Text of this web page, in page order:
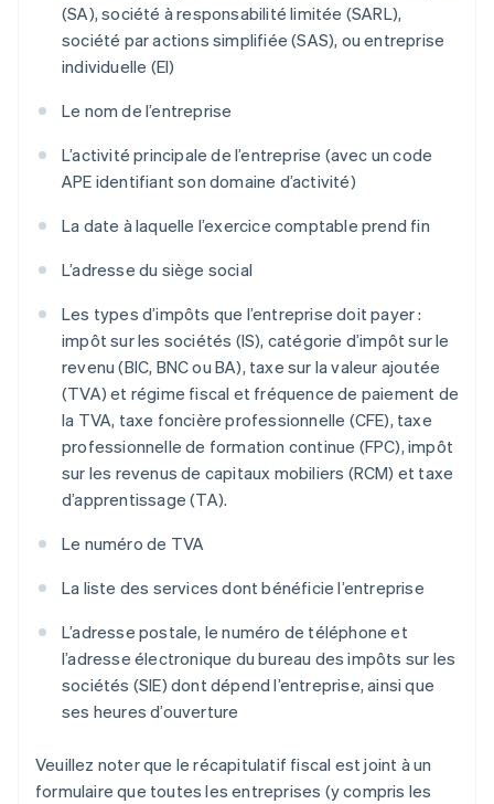
(SA), société à responsabilité limitée (SARL),
société par actions simplifiée (SAS), ou entreprise
individuelle (EI)
Le nom de l’entreprise
L’activité principale de l’entreprise (avec un code
APE identifiant son domaine d’activité)
La date à laquelle l’exercice comptable prend fin
L’adresse du siège social
Les types d’impôts que l’entreprise doit payer :
impôt sur les sociétés (IS), catégorie d’impôt sur le
revenu (BIC, BNC ou BA), taxe sur la valeur ajoutée
(TVA) et régime fiscal et fréquence de paiement de
la TVA, taxe foncière professionnelle (CFE), taxe
professionnelle de formation continue (FPC), impôt
sur les revenus de capitaux mobiliers (RCM) et taxe
d’apprentissage (TA).
Le numéro de TVA
La liste des services dont bénéficie l’entreprise
L’adresse postale, le numéro de téléphone et
l’adresse électronique du bureau des impôts sur les
sociétés (SIE) dont dépend l’entreprise, ainsi que
ses heures d’ouverture
Veuillez noter que le récapitulatif fiscal est joint à un
formulaire que toutes les entreprises (y compris les